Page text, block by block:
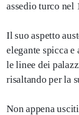
assedio turco nel
Il suo aspetto
elegante spicca
le linee dei
risaltando per la
Non appena